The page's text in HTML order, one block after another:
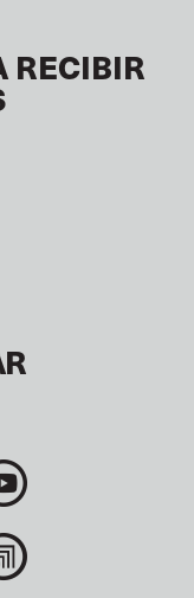
RECIBIR